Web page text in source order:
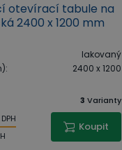
otevírací tabule na
2400 x 1200 mm
lakovaný
: 2400 x 1200
3 Varianty
Koupit